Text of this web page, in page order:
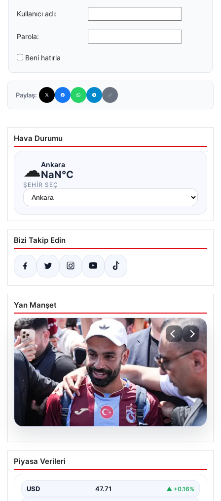
Kullanıcı adı:
Parola:
Beni hatırla
Paylaş:
Hava Durumu
☁Ankara
NaN°C
ŞEHIR SEÇ
Bizi Takip Edin
Yan Manşet
05.08.2026
Mohamed Salah Trabzon’da Coşkuyla
Karşılandı
ilgi ve büyük heyecan eşliğinde Trabzon'a geldi.
Dünyaca…
Piyasa Verileri
USD 47.71 ▲ +0.16%